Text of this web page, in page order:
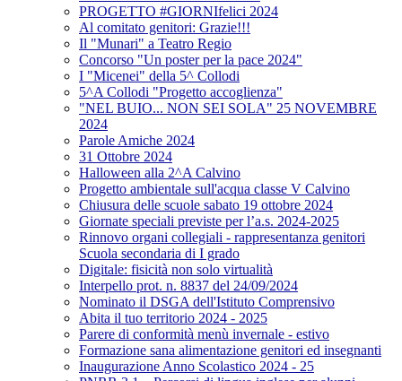
PROGETTO #GIORNIfelici 2024
Al comitato genitori: Grazie!!!
Il "Munari" a Teatro Regio
Concorso "Un poster per la pace 2024"
I "Micenei" della 5^ Collodi
5^A Collodi "Progetto accoglienza"
"NEL BUIO... NON SEI SOLA" 25 NOVEMBRE
2024
Parole Amiche 2024
31 Ottobre 2024
Halloween alla 2^A Calvino
Progetto ambientale sull'acqua classe V Calvino
Chiusura delle scuole sabato 19 ottobre 2024
Giornate speciali previste per l’a.s. 2024-2025
Rinnovo organi collegiali - rappresentanza genitori
Scuola secondaria di I grado
Digitale: fisicità non solo virtualità
Interpello prot. n. 8837 del 24/09/2024
Nominato il DSGA dell'Istituto Comprensivo
Abita il tuo territorio 2024 - 2025
Parere di conformità menù invernale - estivo
Formazione sana alimentazione genitori ed insegnanti
Inaugurazione Anno Scolastico 2024 - 25